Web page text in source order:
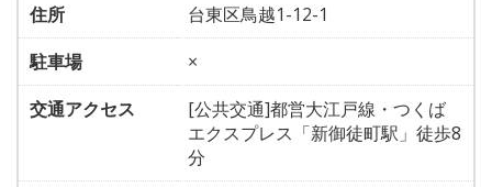
住所
台東区鳥越1-12-1
駐車場
×
交通アクセス
[公共交通]都営大江戸線・つくば
エクスプレス「新御徒町駅」徒歩8
分